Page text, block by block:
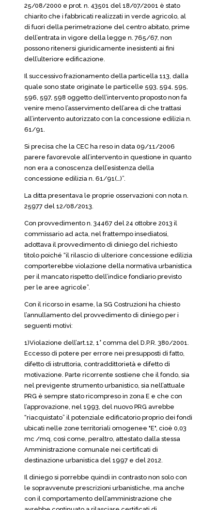
25/08/2000 e prot. n. 43501 del 18/07/2001 è stato
chiarito che i fabbricati realizzati in verde agricolo, al
di fuori della perimetrazione del centro abitato, prime
dell’entrata in vigore della legge n. 765/67, non
possono ritenersi giuridicamente inesistenti ai fini
dell’ulteriore edificazione.
Il successivo frazionamento della particella 113, dalla
quale sono state originate le particelle 593, 594, 595,
596, 597, 598 oggetto dell’intervento proposto non fa
venire meno l’asservimento dell’area di che trattasi
all’intervento autorizzato con la concessione edilizia n.
61/91.
Si precisa che la CEC ha reso in data 09/11/2006
parere favorevole all’intervento in questione in quanto
non era a conoscenza dell’esistenza della
concessione edilizia n. 61/91(…)”.
La ditta presentava le proprie osservazioni con nota n.
25977 del 12/08/2013.
Con provvedimento n. 34467 del 24 ottobre 2013 il
commissario ad acta, nel frattempo insediatosi,
adottava il provvedimento di diniego del richiesto
titolo poiché “il rilascio di ulteriore concessione edilizia
comporterebbe violazione della normativa urbanistica
per il mancato rispetto dell’indice fondiario previsto
per le aree agricole”.
Con il ricorso in esame, la SG Costruzioni ha chiesto
l’annullamento del provvedimento di diniego per i
seguenti motivi:
1)Violazione dell’art.12, 1° comma del D.P.R. 380/2001.
Eccesso di potere per errore nei presupposti di fatto,
difetto di istruttoria, contraddittorietà e difetto di
motivazione. Parte ricorrente sostiene che il fondo, sia
nel previgente strumento urbanistico, sia nell’attuale
PRG è sempre stato ricompreso in zona E e che con
l’approvazione, nel 1993, del nuovo PRG avrebbe
“riacquistato” il potenziale edificatorio proprio dei fondi
ubicati nelle zone territoriali omogenee "E", cioè 0,03
mc /mq, così come, peraltro, attestato dalla stessa
Amministrazione comunale nei certificati di
destinazione urbanistica del 1997 e del 2012.
Il diniego si porrebbe quindi in contrasto non solo con
le sopravvenute prescrizioni urbanistiche, ma anche
con il comportamento dell’amministrazione che